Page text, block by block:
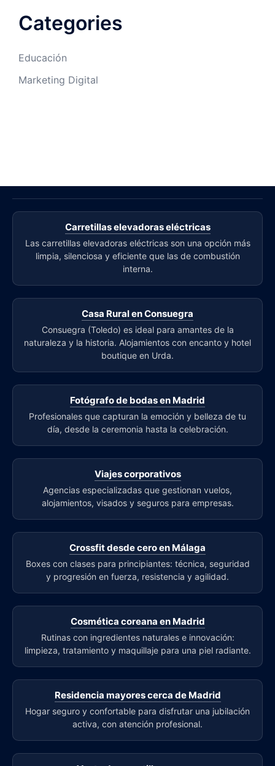
Categories
Educación
Marketing Digital
Carretillas elevadoras eléctricas
Las carretillas elevadoras eléctricas son una opción más
limpia, silenciosa y eficiente que las de combustión
interna.
Casa Rural en Consuegra
Consuegra (Toledo) es ideal para amantes de la
naturaleza y la historia. Alojamientos con encanto y hotel
boutique en Urda.
Fotógrafo de bodas en Madrid
Profesionales que capturan la emoción y belleza de tu
día, desde la ceremonia hasta la celebración.
Viajes corporativos
Agencias especializadas que gestionan vuelos,
alojamientos, visados y seguros para empresas.
Crossfit desde cero en Málaga
Boxes con clases para principiantes: técnica, seguridad
y progresión en fuerza, resistencia y agilidad.
Cosmética coreana en Madrid
Rutinas con ingredientes naturales e innovación:
limpieza, tratamiento y maquillaje para una piel radiante.
Residencia mayores cerca de Madrid
Hogar seguro y confortable para disfrutar una jubilación
activa, con atención profesional.